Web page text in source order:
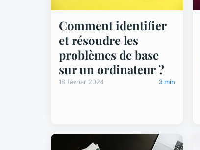
Comment identifier
et résoudre les
problèmes de base
sur un ordinateur ?
18 février 2024 3 min